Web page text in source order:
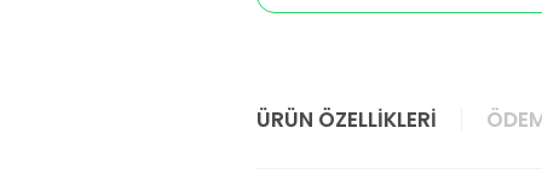
ÜRÜN ÖZELLIKLERI